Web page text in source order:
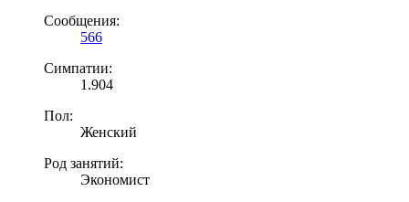
Сообщения:
566
Симпатии:
1.904
Пол:
Женский
Род занятий:
Экономист